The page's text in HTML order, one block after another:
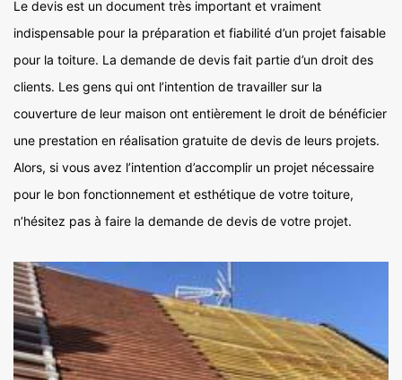
Le devis est un document très important et vraiment
indispensable pour la préparation et fiabilité d’un projet faisable
pour la toiture. La demande de devis fait partie d’un droit des
clients. Les gens qui ont l’intention de travailler sur la
couverture de leur maison ont entièrement le droit de bénéficier
une prestation en réalisation gratuite de devis de leurs projets.
Alors, si vous avez l’intention d’accomplir un projet nécessaire
pour le bon fonctionnement et esthétique de votre toiture,
n’hésitez pas à faire la demande de devis de votre projet.